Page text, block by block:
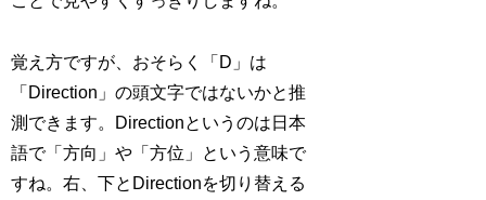
覚え方ですが、おそらく「D」は
「Direction」の頭文字ではないかと推
測できます。Directionというのは日本
語で「方向」や「方位」という意味で
すね。右、下とDirectionを切り替える